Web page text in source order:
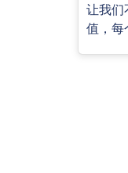
让我们
值，每